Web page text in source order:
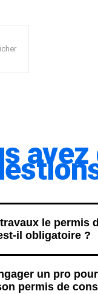
avez
le permis
il obligatoire ?
un pro pour
permis de